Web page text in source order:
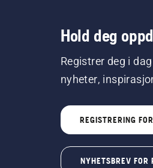
Hold deg
Registrer deg i
nyheter,
REGISTRERING
NYHETSBREV FOR